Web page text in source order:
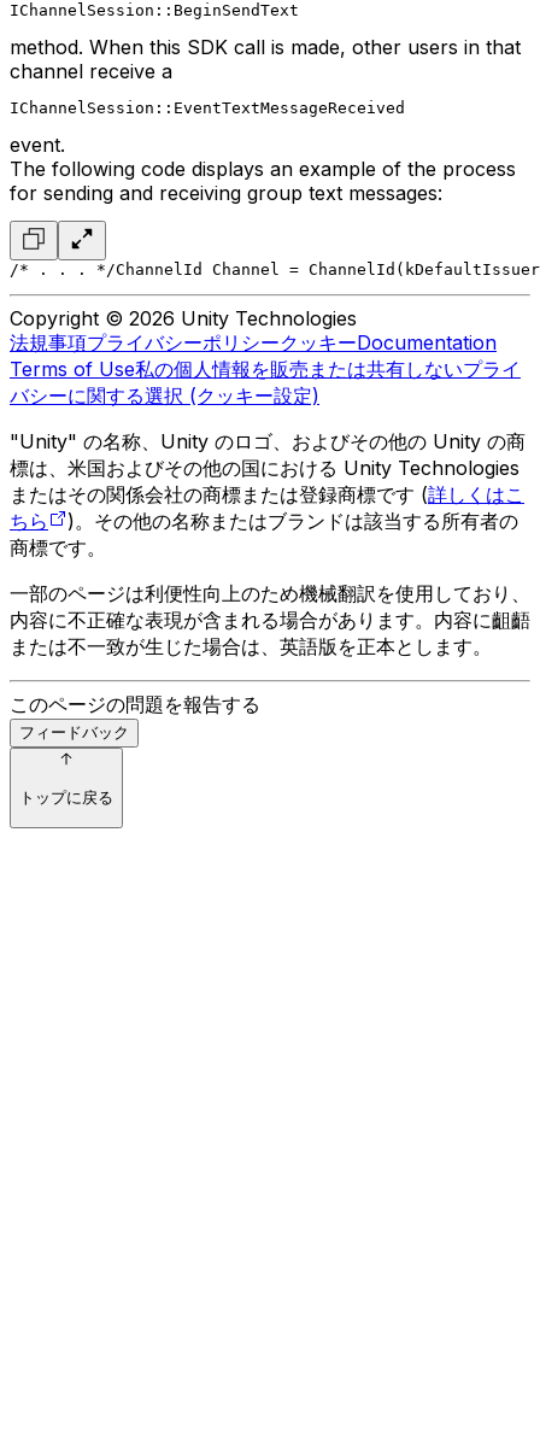
IChannelSession::BeginSendText
method. When this SDK call is made, other users in that
channel receive a
IChannelSession::EventTextMessageReceived
event.
The following code displays an example of the process
for sending and receiving group text messages:
/* . . . */ChannelId Channel =
Copyright © 2026 Unity Technologies
法規事項プライバシーポリシークッキーDocumentation
Terms of Use私の個人情報を販売または共有しないプライ
バシーに関する選択 (クッキー設定)
"Unity" の名称、Unity のロゴ、およびその他の Unity の商
標は、米国およびその他の国における Unity Technologies
またはその関係会社の商標または登録商標です (詳しくはこ
ちら
)。その他の名称またはブランドは該当する所有者の
商標です。
一部のページは利便性向上のため機械翻訳を使用しており、
内容に不正確な表現が含まれる場合があります。内容に齟齬
または不一致が生じた場合は、英語版を正本とします。
このページの問題を報告する
フィードバック
トップに戻る